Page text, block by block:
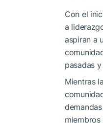
Con el
a
aspiran a
pasadas
Mientras